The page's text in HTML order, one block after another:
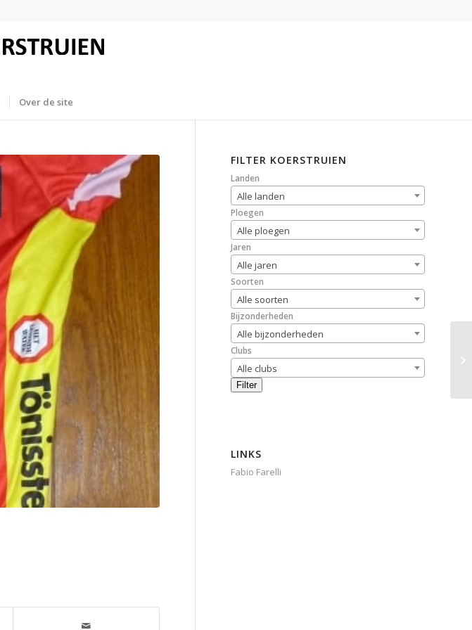
Over de site
FILTER KOERSTRUIEN
Landen
Alle landen
Ploegen
Alle ploegen
Jaren
Alle jaren
Soorten
Alle soorten
Bijzonderheden
Alle bijzonderheden
Clubs
Alle clubs
Filter
LINKS
Fabio Farelli